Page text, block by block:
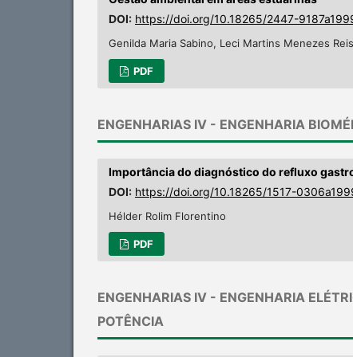
DOI: https://doi.org/10.18265/2447-
Genilda Maria Sabino, Leci Martins Menezes Reis
PDF
ENGENHARIAS IV - ENGENHARIA
Importância do diagnóstico do refluxo
DOI: https://doi.org/10.18265/1517-
Hélder Rolim Florentino
PDF
ENGENHARIAS IV - ENGENHARIA
POTÊNCIA